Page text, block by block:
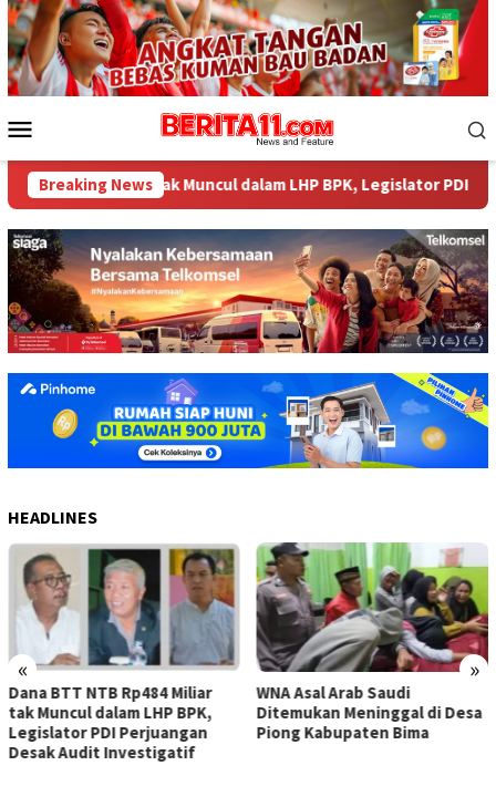
Loncat
ke
konten
Mobile
Breaking News
Miliar tak Muncul dalam LHP BPK, Legislator PDI
HEADLINES
« »
WNA Asal Arab Saudi
Ditemukan Meninggal di Desa
Piong Kabupaten Bima
Sejumlah Pekerja Dapur MBG
di Kabupaten Bima Dilaporkan
Positif Hepatitis, Puskesmas